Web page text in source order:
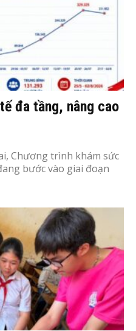
đa tầng, nâng cao
Chương trình khám sức
bước vào giai đoạn